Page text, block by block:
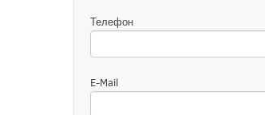
Телефон
E-Mail